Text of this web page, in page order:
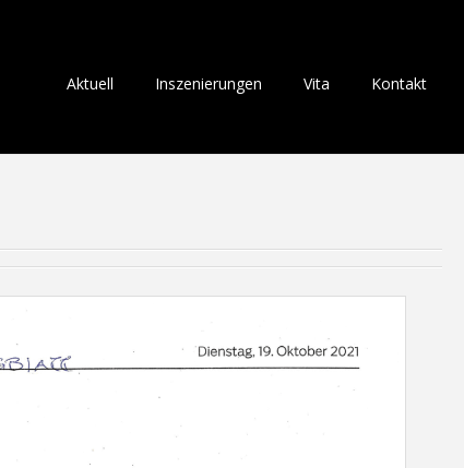
Aktuell Inszenierungen Vita Kontakt